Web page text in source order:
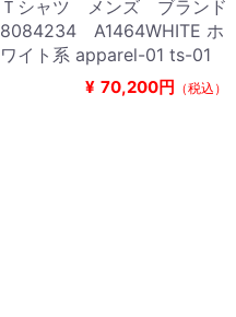
Ｔシャツ メンズ ブランド
8084234 A1464WHITE ホ
ワイト系 apparel-01 ts-01
¥ 70,200円 （税込）